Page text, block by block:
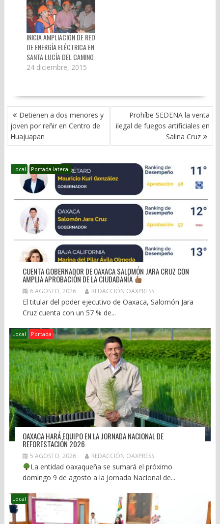
INICIA AMPLIACIÓN DE RED
DE ENERGÍA ELÉCTRICA EN
SANTA LUCÍA DEL CAMINO
24 diciembre, 2015
NAVEGACIÓN
DE
ENTRADAS
Detienen a dos menores y
joven por reñir en Centro de
Huajuapan
Prohíbe SEDENA la venta
ilegal de fuegos artificiales en
Salina Cruz
Local Portada lateral
CUENTA GOBERNADOR DE OAXACA SALOMÓN JARA CRUZ CON
AMPLIA APROBACIÓN DE LA CIUDADANÍA
6 AGOSTO, 2026 REDACCIÓN OAXPRESS
El titular del poder ejecutivo de Oaxaca, Salomón Jara
Cruz cuenta con un 57 % de...
Local Portada
OAXACA HARÁ EQUIPO EN LA JORNADA NACIONAL DE
REFORESTACIÓN 2026
5 AGOSTO, 2026 REDACCIÓN OAXPRESS
La entidad oaxaqueña se sumará el próximo
domingo 9 de agosto a la Jornada Nacional de...
Local